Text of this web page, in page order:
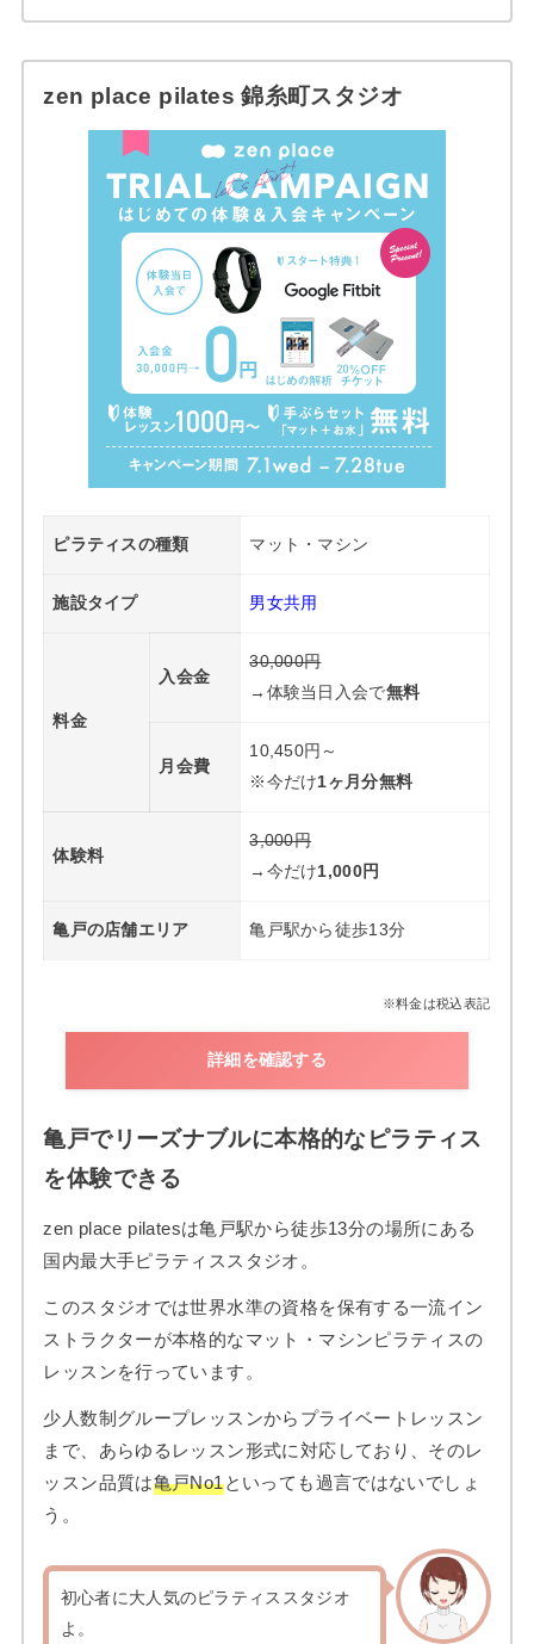
zen place pilates 錦糸町スタジオ
ピラティスの種類 マット・マシン
施設タイプ 男女共用
料金
入会金
30,000円
→体験当日入会で無料
月会費
10,450円～
※今だけ1ヶ月分無料
体験料
3,000円
→今だけ1,000円
亀戸の店舗エリア 亀戸駅から徒歩13分
※料金は税込表記
詳細を確認する
亀戸でリーズナブルに本格的なピラティス
を体験できる
zen place pilatesは亀戸駅から徒歩13分の場所にある
国内最大手ピラティススタジオ。
このスタジオでは世界水準の資格を保有する一流イン
ストラクターが本格的なマット・マシンピラティスの
レッスンを行っています。
少人数制グループレッスンからプライベートレッスン
まで、あらゆるレッスン形式に対応しており、そのレ
ッスン品質は亀戸No1といっても過言ではないでしょ
う。
初心者に大人気のピラティススタジオ
よ。